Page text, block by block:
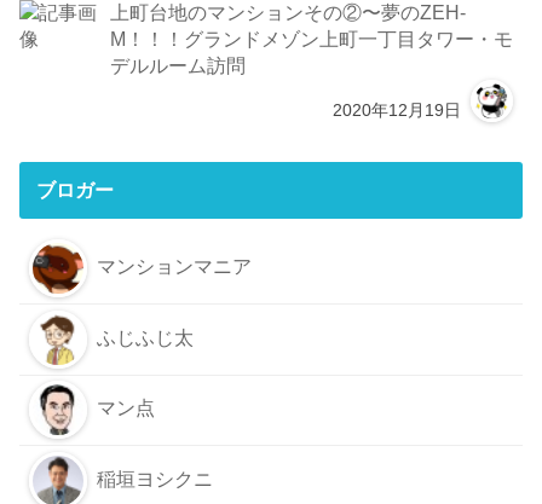
上町台地のマンションその②〜夢のZEH-
M！！！グランドメゾン上町一丁目タワー・モ
デルルーム訪問
2020年12月19日
ブロガー
マンションマニア
ふじふじ太
マン点
稲垣ヨシクニ